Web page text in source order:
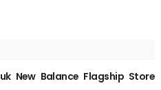
New Balance Flagship Store